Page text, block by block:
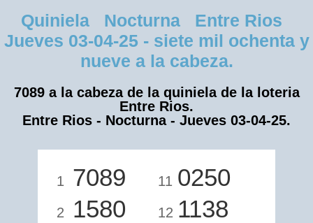
Quiniela Nocturna Entre Rios
Jueves 03-04-25 - siete mil ochenta y
nueve a la cabeza.
7089 a la cabeza de la quiniela de la loteria
Entre Rios.
Entre Rios - Nocturna - Jueves 03-04-25.
1 7089
2 1580
11 0250
12 1138